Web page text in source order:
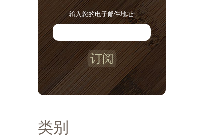
输入您的电子邮件地址:
订阅
类别